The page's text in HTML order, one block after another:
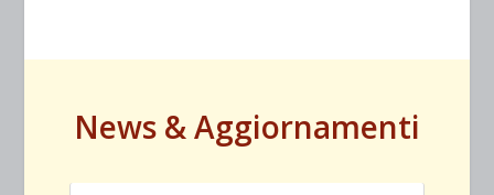
News & Aggiornamenti